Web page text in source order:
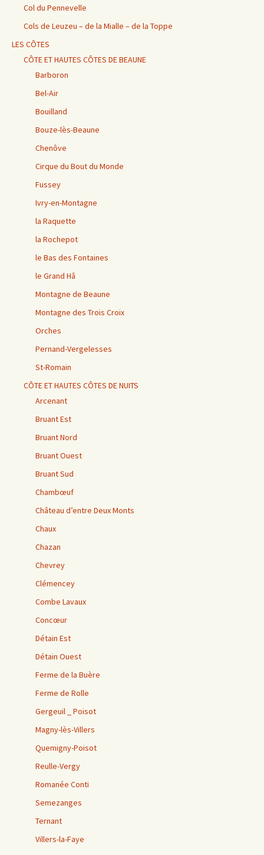
Col du Pennevelle
Cols de Leuzeu – de la Mialle – de la Toppe
LES CÔTES
CÔTE ET HAUTES CÔTES DE BEAUNE
Barboron
Bel-Air
Bouilland
Bouze-lès-Beaune
Chenôve
Cirque du Bout du Monde
Fussey
Ivry-en-Montagne
la Raquette
la Rochepot
le Bas des Fontaines
le Grand Hâ
Montagne de Beaune
Montagne des Trois Croix
Orches
Pernand-Vergelesses
St-Romain
CÔTE ET HAUTES CÔTES DE NUITS
Arcenant
Bruant Est
Bruant Nord
Bruant Ouest
Bruant Sud
Chambœuf
Château d’entre Deux Monts
Chaux
Chazan
Chevrey
Clémencey
Combe Lavaux
Concœur
Détain Est
Détain Ouest
Ferme de la Buère
Ferme de Rolle
Gergeuil _ Poisot
Magny-lès-Villers
Quemigny-Poisot
Reulle-Vergy
Romanée Conti
Semezanges
Ternant
Villers-la-Faye